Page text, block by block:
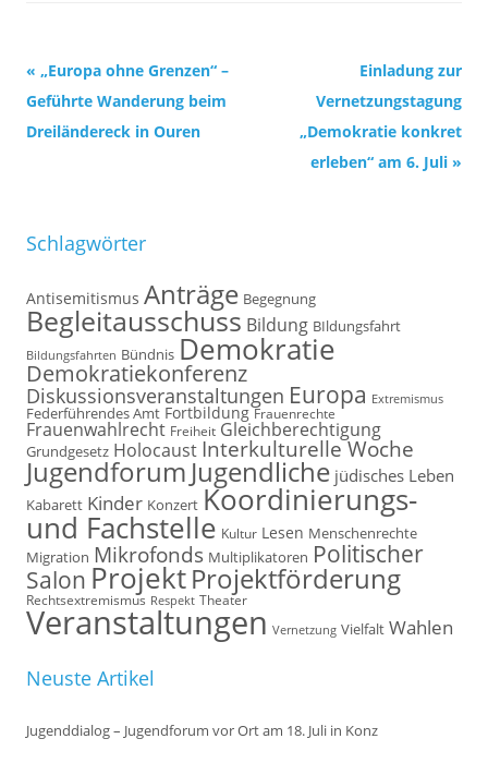
Beitrags-
Navigation
« „Europa ohne Grenzen“ –
Geführte Wanderung beim
Dreiländereck in Ouren
Einladung zur
Vernetzungstagung
„Demokratie konkret
erleben“ am 6. Juli »
Schlagwörter
Antisemitismus Anträge Begegnung
Begleitausschuss Bildung BIldungsfahrt
Bildungsfahrten Bündnis Demokratie
Demokratiekonferenz
Diskussionsveranstaltungen Europa Extremismus
Federführendes Amt Fortbildung Frauenrechte
Frauenwahlrecht Freiheit Gleichberechtigung
Grundgesetz Holocaust Interkulturelle Woche
Jugendforum Jugendliche jüdisches Leben
Kabarett Kinder Konzert Koordinierungs-
und Fachstelle Kultur Lesen Menschenrechte
Migration Mikrofonds Multiplikatoren Politischer
Salon ProjektProjektförderung
Rechtsextremismus Respekt Theater
Veranstaltungen Vernetzung Vielfalt Wahlen
Neuste Artikel
Jugenddialog – Jugendforum vor Ort am 18. Juli in Konz